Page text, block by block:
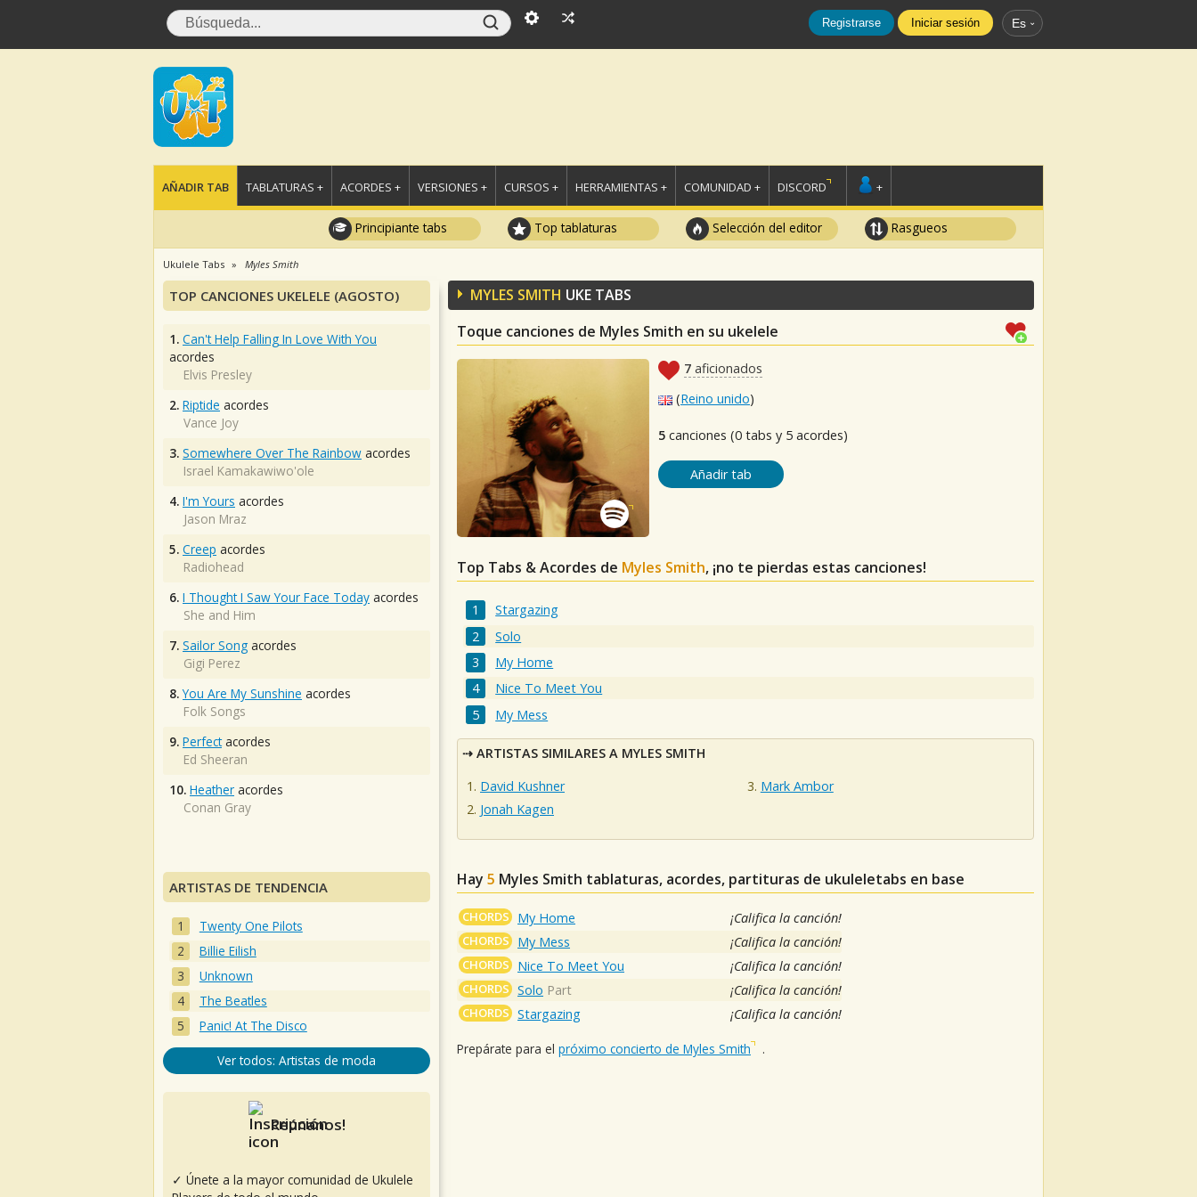
Registrarse Iniciar sesión Es
AÑADIR TAB TABLATURAS + ACORDES + VERSIONES + CURSOS + HERRAMIENTAS + COMUNIDAD + DISCORD +
Principiante tabs Top tablaturas Selección del editor Rasgueos
Ukulele Tabs Myles Smith
MYLES SMITH UKE TABS
Toque canciones de Myles Smith en su ukelele
7 aficionados
(Reino unido)
5 canciones (0 tabs y 5 acordes)
Añadir tab
Top Tabs & Acordes de Myles Smith, ¡no te pierdas estas canciones!
Stargazing
Solo
My Home
Nice To Meet You
My Mess
ARTISTAS SIMILARES A MYLES SMITH
David Kushner
Jonah Kagen
Mark Ambor
Hay 5 Myles Smith tablaturas, acordes, partituras de ukuleletabs en base
CHORDS My Home ¡Califica la canción!
CHORDS My Mess ¡Califica la canción!
CHORDS Nice To Meet You ¡Califica la canción!
CHORDS Solo Part ¡Califica la canción!
CHORDS Stargazing ¡Califica la canción!
Prepárate para el próximo concierto de Myles Smith .
TOP CANCIONES UKELELE (AGOSTO)
1. Can't Help Falling In Love With You
acordes
Elvis Presley
2. Riptide acordes
Vance Joy
3. Somewhere Over The Rainbow acordes
Israel Kamakawiwo'ole
4. I'm Yours acordes
Jason Mraz
5. Creep acordes
Radiohead
6. I Thought I Saw Your Face Today acordes
She and Him
7. Sailor Song acordes
Gigi Perez
8. You Are My Sunshine acordes
Folk Songs
9. Perfectacordes
Ed Sheeran
10. Heather acordes
Conan Gray
ARTISTAS DE TENDENCIA
Twenty One Pilots
Billie Eilish
Unknown
The Beatles
Panic! At The Disco
Ver todos: Artistas de moda
Reúnanos!
✓ Únete a la mayor comunidad de Ukulele